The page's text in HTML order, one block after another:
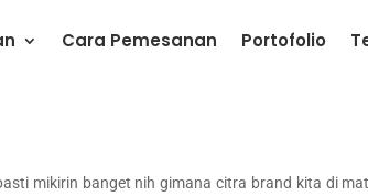
Cara Pemesanan Portofolio
mikirin banget nih gimana citra brand kita di